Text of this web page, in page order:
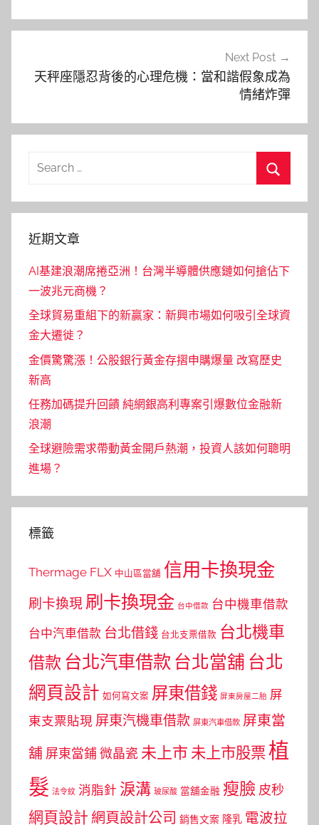
覽
Next Post
天秤座隱忍背後的心理危機：當和諧假象成為
情緒炸彈
Search
近期文章
AI基建浪潮席捲亞洲！台灣半導體供應鏈如何搶佔下
一波兆元商機？
全球貿易重組下的新贏家：新興市場如何吸引全球資
金大遷徙？
金價驚驚漲！公股銀行黃金存摺申購爆量 改寫歷史
新高
任務加碼提升回饋 純網銀高利專案引爆數位金融新
浪潮
全球避險需求帶動黃金開戶熱潮，投資人該如何聰明
進場？
標籤
Thermage FLX 中山區當舖 信用卡換現金
刷卡換現 刷卡換現金 台中借款 台中機車借款
台中汽車借款 台北借錢 台北支票借款 台北機車
借款 台北汽車借款 台北當舖 台北
網頁設計 如何寫文案 屏東借錢 屏東房屋二胎 屏
東支票貼現 屏東汽機車借款 屏東汽車借款 屏東當
舖 屏東當鋪 微晶瓷 未上市 未上市股票植
髮 法令紋 消脂針 淚溝 玻尿酸 當舖金融 瘦臉 皮秒
網頁設計 網頁設計公司 銷售文案 隆乳 電波拉